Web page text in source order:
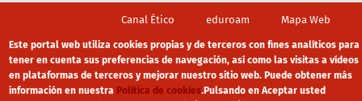
Canal Ético eduroam Mapa Web
Política privacidad Política de cookies Aviso legal
Este portal web utiliza cookies propias y de terceros con fines analíticos para
tener en cuenta sus preferencias de navegación, así como las visitas a vídeos
en plataformas de terceros y mejorar nuestro sitio web. Puede obtener más
información en nuestra Política de cookies.Pulsando en Aceptar usted